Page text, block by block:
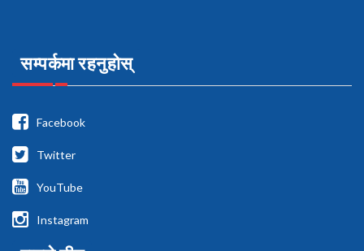
सम्पर्कमा रहनुहोस्
Facebook
Twitter
YouTube
Instagram